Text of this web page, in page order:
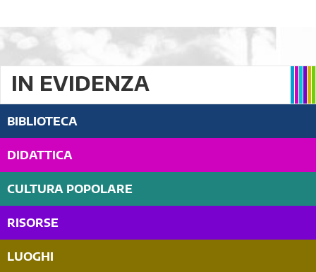
IN EVIDENZA
BIBLIOTECA
DIDATTICA
CULTURA POPOLARE
RISORSE
LUOGHI